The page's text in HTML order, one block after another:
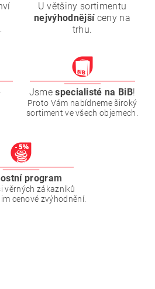
U většiny sortimentu
nejvýhodnější ceny na
trhu.
Jsmespecialisté na BiB!
Proto Vám nabídneme široký
sortiment ve všech objemech.
program
věrných zákazníků
cenové zvýhodnění.